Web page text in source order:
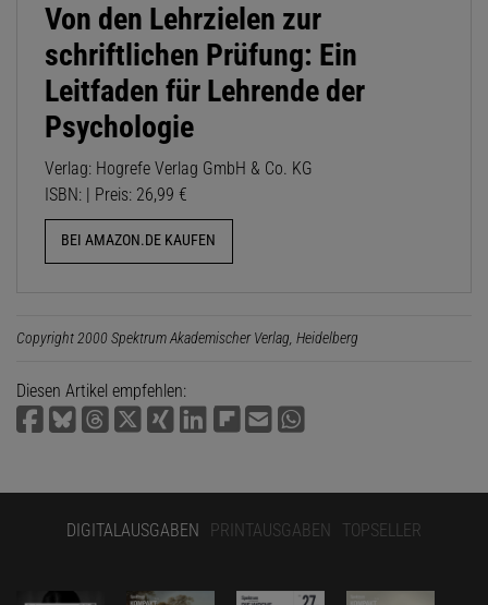
Von den Lehrzielen zur
schriftlichen Prüfung: Ein
Leitfaden für Lehrende der
Psychologie
Verlag: Hogrefe Verlag GmbH & Co. KG
ISBN: | Preis: 26,99 €
BEI AMAZON.DE KAUFEN
Copyright 2000 Spektrum Akademischer Verlag, Heidelberg
Diesen Artikel empfehlen:
DIGITALAUSGABEN PRINTAUSGABEN TOPSELLER